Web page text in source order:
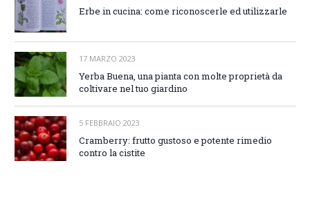
Erbe in cucina: come riconoscerle ed utilizzarle
17 MARZO 2023
Yerba Buena, una pianta con molte proprietà da
coltivare nel tuo giardino
5 FEBBRAIO 2023
Cramberry: frutto gustoso e potente rimedio
contro la cistite